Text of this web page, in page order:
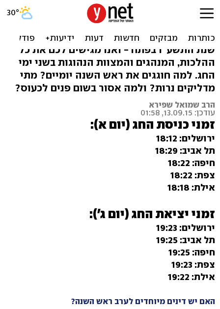
כל מה שרציתם לשאול על
שנת התשע"ו בפתח - ואנו מגישים לכם את כל
ההלכות, המנהגים והמצוות הנהוגות בשני ימי
החג. למה חוגגים את ראש השנה יומיים? מתי
מדליקים נרות? ולמה אסור בשום פנים לכעוס?
הרב שמואל שפירא
עודכן: 13.09.15, 01:58
זמני כניסת החג (יום א):
ירושלים: 18:12
תל אביב: 18:29
חיפה: 18:22
צפת: 18:22
אילת: 18:18
זמני יציאת החג (יום ג'):
ירושלים: 19:23
תל אביב: 19:25
חיפה: 19:25
צפת: 19:23
אילת: 19:22
האם יש דינים מיוחדים לערב ראש השנה?